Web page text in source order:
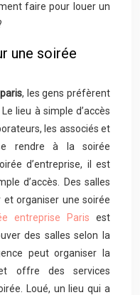
faire pour louer un
une soirée
, les gens préfèrent
lieu à simple d’accès
les associés et
rendre à la soirée
d’entreprise, il est
d’accès. Des salles
organiser une soirée
entreprise Paris est
des salles selon la
peut organiser la
offre des services
Loué, un lieu qui a